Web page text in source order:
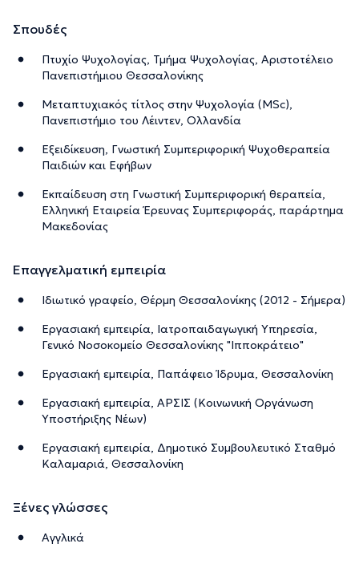
Σπουδές
Πτυχίο Ψυχολογίας, Τμήμα Ψυχολογίας, Αριστοτέλειο
Πανεπιστήμιου Θεσσαλονίκης
Μεταπτυχιακός τίτλος στην Ψυχολογία (MSc),
Πανεπιστήμιο του Λέιντεν, Ολλανδία
Εξειδίκευση, Γνωστική Συμπεριφορική Ψυχοθεραπεία
Παιδιών και Εφήβων
Εκπαίδευση στη Γνωστική Συμπεριφορική θεραπεία,
Ελληνική Εταιρεία Έρευνας Συμπεριφοράς, παράρτημα
Μακεδονίας
Επαγγελματική εμπειρία
Ιδιωτικό γραφείο, Θέρμη Θεσσαλονίκης (2012 - Σήμερα)
Εργασιακή εμπειρία, Ιατροπαιδαγωγική Υπηρεσία,
Γενικό Νοσοκομείο Θεσσαλονίκης "Ιπποκράτειο"
Εργασιακή εμπειρία, Παπάφειο Ίδρυμα, Θεσσαλονίκη
Εργασιακή εμπειρία, ΑΡΣΙΣ (Κοινωνική Οργάνωση
Υποστήριξης Νέων)
Εργασιακή εμπειρία, Δημοτικό Συμβουλευτικό Σταθμό
Καλαμαριά, Θεσσαλονίκη
Ξένες γλώσσες
Αγγλικά